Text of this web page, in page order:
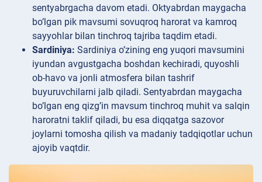
sentyabrgacha davom etadi. Oktyabrdan maygacha
bo’lgan pik mavsumi sovuqroq harorat va kamroq
sayyohlar bilan tinchroq tajriba taqdim etadi.
Sardiniya: Sardiniya o’zining eng yuqori mavsumini
iyundan avgustgacha boshdan kechiradi, quyoshli
ob-havo va jonli atmosfera bilan tashrif
buyuruvchilarni jalb qiladi. Sentyabrdan maygacha
bo’lgan eng qizg’in mavsum tinchroq muhit va salqin
haroratni taklif qiladi, bu esa diqqatga sazovor
joylarni tomosha qilish va madaniy tadqiqotlar uchun
ajoyib vaqtdir.